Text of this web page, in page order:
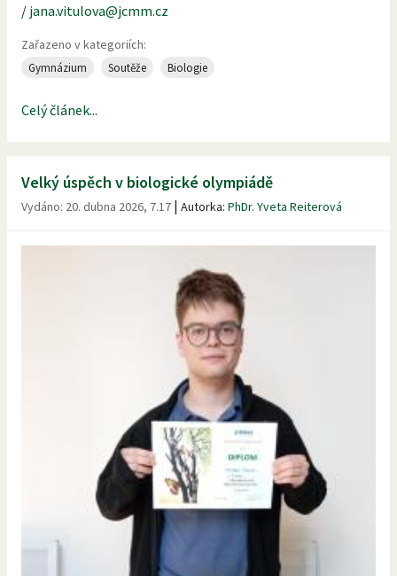
/ jana.vitulova@jcmm.cz
Zařazeno v kategoriích:
Gymnázium Soutěže Biologie
Celý článek...
Velký úspěch v biologické olympiádě
Vydáno: 20. dubna 2026, 7.17 | Autorka: PhDr. Yveta Reiterová